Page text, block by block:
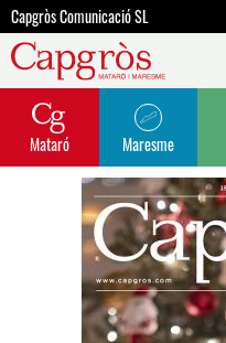
Capgròs Comunicació SL
Mataró Maresme